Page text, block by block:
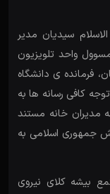
سیدیان مدیر
واحد تلویزیون
فرمانده ی دانشگاه
کافی رسانه ها به
مدیران خانه مستند
جمهوری اسلامی به
بیشه کلای نیروی